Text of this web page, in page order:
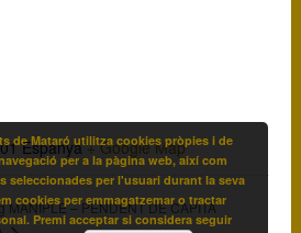
Espanya + Google Map
MANIPLE – PENDENT DE CAPITA
de Mataró utilitza cookies pròpies i de
per a la pàgina web, així com
seleccionades per l'usuari durant la seva
cookies per emmagatzemar o tractar
Premi acceptar si considera seguir